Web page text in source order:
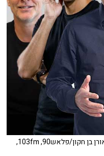
| צילומים: אורן בן חקון/פלאש90, 103fm,